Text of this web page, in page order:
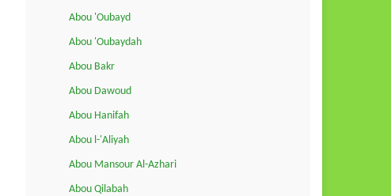
Abou 'Oubayd
Abou 'Oubaydah
Abou Bakr
Abou Dawoud
Abou Hanifah
Abou l-'Aliyah
Abou Mansour Al-Azhari
Abou Qilabah